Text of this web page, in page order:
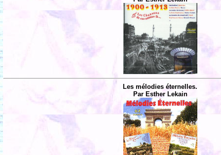
Les mélodies éternelles.
Par Esther Lekain